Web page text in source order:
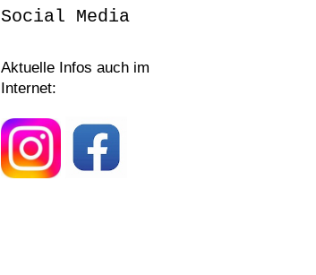
Social Media
Aktuelle Infos auch im
Internet: